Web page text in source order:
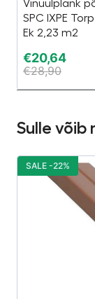
Vinüülplank
SPC IXPE
Ek 2,23 m2
€20,64
€28,90
Sulle võib
SALE -22%